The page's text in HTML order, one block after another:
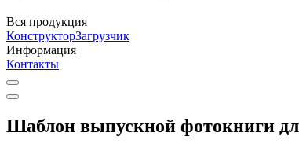
Вся продукция
КонструкторЗагрузчик
Информация
Контакты
Шаблон выпускной фотокниги